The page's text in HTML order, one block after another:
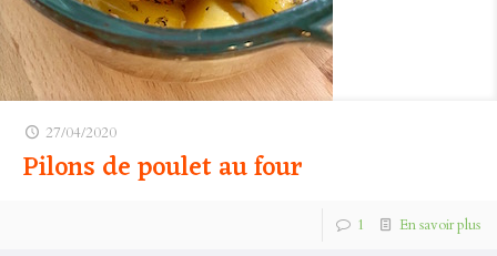
27/04/2020
Pilons de poulet au four
1 En savoir plus